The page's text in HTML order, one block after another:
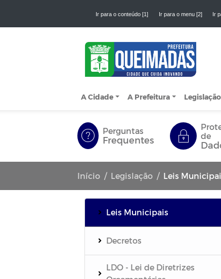
Ir para o conteúdo [1] Ir para o menu [2] Ir
A Cidade A Prefeitura Legislação
Perguntas
Frequentes
de
Início Legislação Leis
Leis Municipais
Decretos
LDO - Lei de Diretrizes